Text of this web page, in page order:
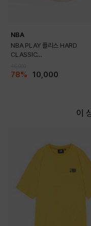
NBA
NBA PLAY 플리스 HARD
CLASSIC
78% 10,000
이